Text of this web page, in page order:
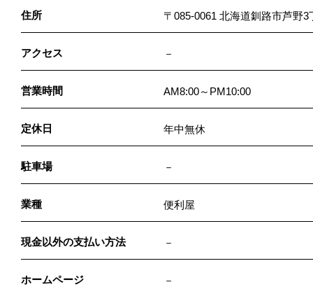
住所 〒085-0061 北海道釧路市芦野3
アクセス －
営業時間 AM8:00～PM10:00
定休日 年中無休
駐車場 －
業種 便利屋
現金以外の支払い方法 －
ホームページ －